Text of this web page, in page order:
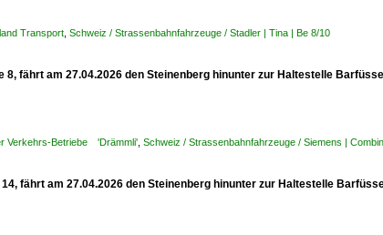
Transport Schweiz / Strassenbahnfahrzeuge / Stadler | Tina | Be 8/10
8, fährt am 27.04.2026 den Steinenberg hinunter zur Haltestelle
Verkehrs-Betriebe 'Drämmli' Schweiz / Strassenbahnfahrzeuge / Siemens |
fährt am 27.04.2026 den Steinenberg hinunter zur Haltestelle